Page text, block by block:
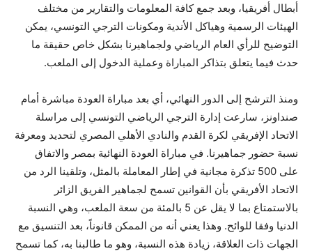
أبطال أفريقيا، وبعد جمع كافة المعلومات والتقارير من مختلف
الهيئات الرسمية وهياكل الأندية ومكونات الترجي التونسي، يمكن
التوضيح للرأي العام الرياضي ولجماهيرنا بشكل خاص حقيقة ما
حدث فيما يتعلق بتذاكر المباراة وعملية الدخول إلى الملعب.
ومنذ الترشح إلى الدور النهائي، أي بعد مباراة العودة مباشرة أمام
صنداونز، سارعت إدارة الترجي الرياضي التونسي إلى مراسلة
الاتحاد الإفريقي لكرة القدم والنادي الأهلي المصري لتحديد ومعرفة
نسبة حضور جماهيرنا. في مباراة العودة النهائية بمصر والاتفاق
على 500 تذكرة مجانية في إطار المعاملة بالمثل، وتلقينا الرد من
الاتحاد الأفريقي بأن القوانين تسمح لجماهير الفريق الزائر
بالاستمتاع بما لا يقل عن 5 بالمئة من سعة الملعب، وهي النسبة
الدنيا وفقا للوائح. وهذا يعني أنه من الممكن قانوناً، بعد التنسيق مع
الجهات ذات العلاقة، زيادة هذه النسبة، وهو ما طالبنا به، كما تسمح